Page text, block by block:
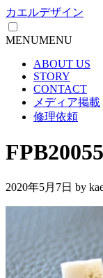
カエルデザイン
MENUMENU
ABOUT US
STORY
CONTACT
メディア掲載
修理依頼
2020年5月7日 by